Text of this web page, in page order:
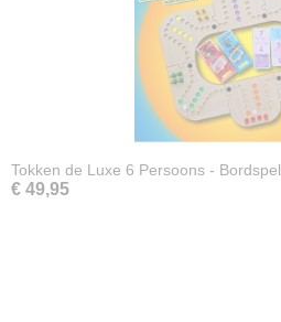
Tokken de Luxe 6 Persoons - Bordspel
€ 49,95